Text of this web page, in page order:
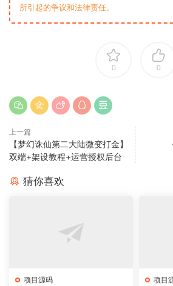
所引起的争议和法律责任。
0 0
上一篇
【梦幻诛仙第二大陆微变打金】
双端+架设教程+运营授权后台
猜你喜欢
项目源码 项目